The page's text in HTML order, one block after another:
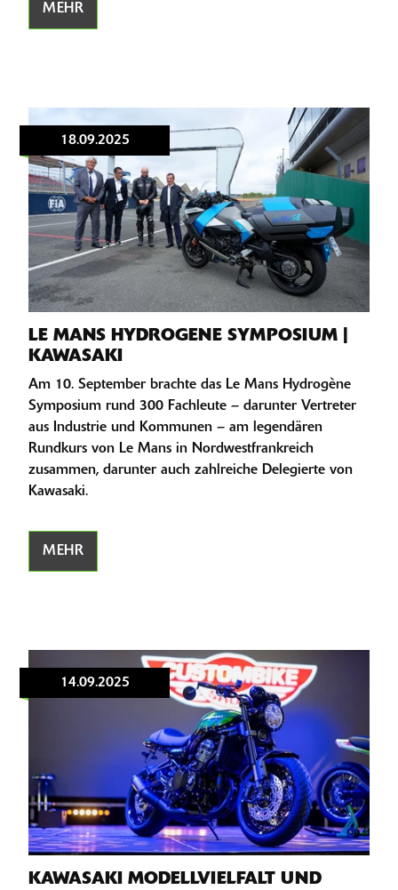
MEHR
18.09.2025
LE MANS HYDROGENE SYMPOSIUM |
KAWASAKI
Am 10. September brachte das Le Mans Hydrogène
Symposium rund 300 Fachleute – darunter Vertreter
aus Industrie und Kommunen – am legendären
Rundkurs von Le Mans in Nordwestfrankreich
zusammen, darunter auch zahlreiche Delegierte von
Kawasaki.
MEHR
14.09.2025
KAWASAKI MODELLVIELFALT UND